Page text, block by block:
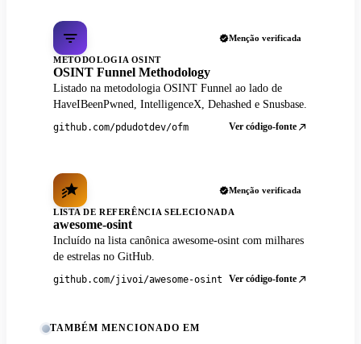
Menção verificada
METODOLOGIA OSINT
OSINT Funnel Methodology
Listado na metodologia OSINT Funnel ao lado de
HaveIBeenPwned, IntelligenceX, Dehashed e Snusbase.
github.com/pdudotdev/ofm Ver código-fonte
Menção verificada
LISTA DE REFERÊNCIA SELECIONADA
awesome-osint
Incluído na lista canônica awesome-osint com milhares
de estrelas no GitHub.
github.com/jivoi/awesome-osint Ver código-fonte
TAMBÉM MENCIONADO EM